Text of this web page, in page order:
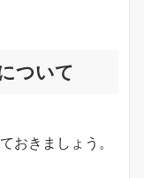
ついて
おきましょう。